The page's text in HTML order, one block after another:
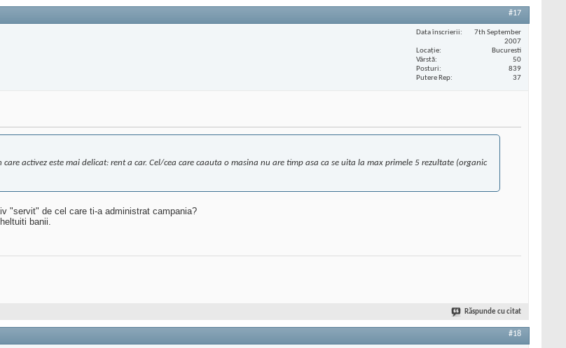
#17
Data înscrierii
7th September
2007
Locaţie
Bucuresti
Vârstă
50
Posturi
839
Putere Rep
37
activez este mai delicat: rent a car. Cel/cea care caauta o masina nu are timp asa ca se uita la max primele 5 rezultate (organic
"servit" de cel care ti-a administrat campania?
banii.
Răspunde cu citat
#18